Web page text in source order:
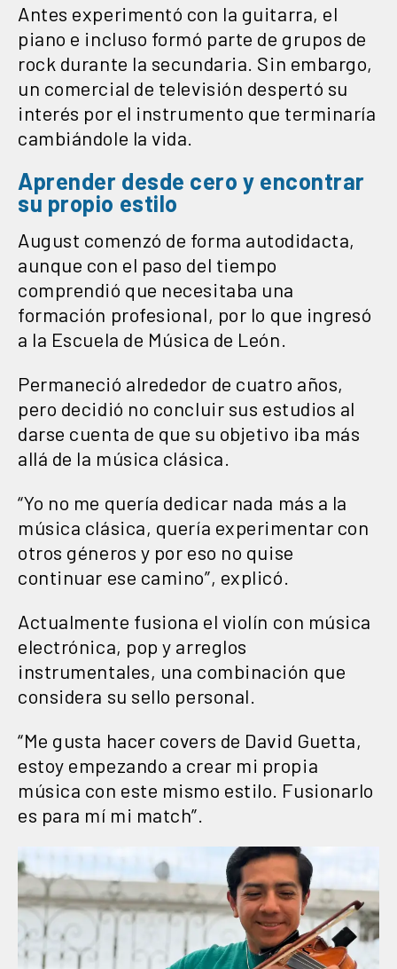
Antes experimentó con la guitarra, el
piano e incluso formó parte de grupos de
rock durante la secundaria. Sin embargo,
un comercial de televisión despertó su
interés por el instrumento que terminaría
cambiándole la vida.
Aprender desde cero y encontrar
su propio estilo
August comenzó de forma autodidacta,
aunque con el paso del tiempo
comprendió que necesitaba una
formación profesional, por lo que ingresó
a la Escuela de Música de León.
Permaneció alrededor de cuatro años,
pero decidió no concluir sus estudios al
darse cuenta de que su objetivo iba más
allá de la música clásica.
“Yo no me quería dedicar nada más a la
música clásica, quería experimentar con
otros géneros y por eso no quise
continuar ese camino”, explicó.
Actualmente fusiona el violín con música
electrónica, pop y arreglos
instrumentales, una combinación que
considera su sello personal.
“Me gusta hacer covers de David Guetta,
estoy empezando a crear mi propia
música con este mismo estilo. Fusionarlo
es para mí mi match”.